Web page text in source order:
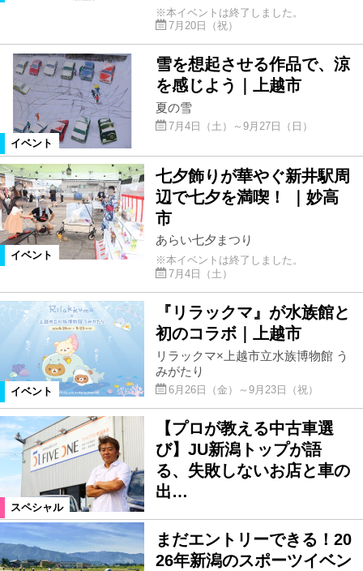
※本イベントは終了しました。
7月20日（祝）
イベント
雪を想起させる作品で、涼
を感じよう｜上越市
夏の雪
7月4日（土）～9月27日（日）
イベント
七夕飾りが華やぐ新井駅周
辺で七夕を満喫！ ｜妙高
市
あらい七夕まつり
※本イベントは終了しました。
7月4日（土）
イベント
『リラックマ』が水族館と
初のコラボ｜上越市
リラックマ×上越市立水族博物館 う
みがたり
6月26日（金）～9月23日（祝）
スペシャル
【プロが教える中古車選
び】JU新潟トップが語
る、失敗しないお店と車の
出…
まだエントリーできる！20
26年新潟のスポーツイベン